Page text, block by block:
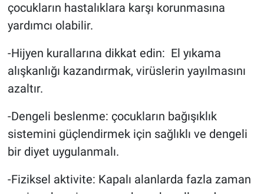
çocukların hastalıklara karşı korunmasına
yardımcı olabilir.
-Hijyen kurallarına dikkat edin: El yıkama
alışkanlığı kazandırmak, virüslerin yayılmasını
azaltır.
-Dengeli beslenme: çocukların bağışıklık
sistemini güçlendirmek için sağlıklı ve dengeli
bir diyet uygulanmalı.
-Fiziksel aktivite: Kapalı alanlarda fazla zaman